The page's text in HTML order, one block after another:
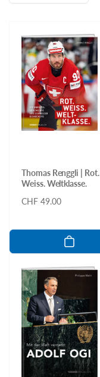
Thomas Renggli | Rot.
Weiss. Weltklasse.
Normaler
CHF 49.00